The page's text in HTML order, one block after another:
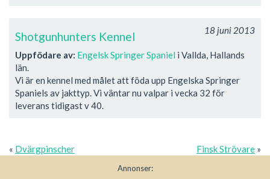
18 juni 2013
Shotgunhunters Kennel
Uppfödare av: Engelsk Springer Spaniel i Vallda, Hallands
län.
Vi är en kennel med målet att föda upp Engelska Springer
Spaniels av jakttyp. Vi väntar nu valpar i vecka 32 för
leverans tidigast v 40.
« Dvärgpinscher Finsk Strövare »
Annonser: